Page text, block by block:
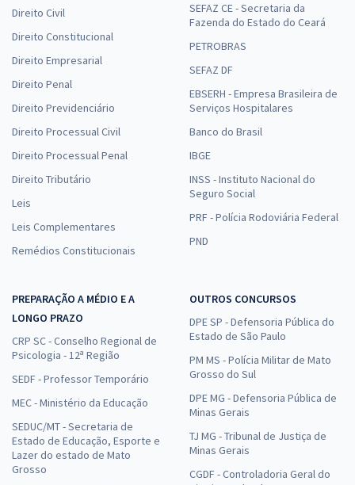
Direito Civil
Direito Constitucional
Direito Empresarial
Direito Penal
Direito Previdenciário
Direito Processual Civil
Direito Processual Penal
Direito Tributário
Leis
Leis Complementares
Remédios Constitucionais
SEFAZ CE - Secretaria da
Fazenda do Estado do Ceará
PETROBRAS
SEFAZ DF
EBSERH - Empresa Brasileira de
Serviços Hospitalares
Banco do Brasil
IBGE
INSS - Instituto Nacional do
Seguro Social
PRF - Polícia Rodoviária Federal
PND
PREPARAÇÃO A MÉDIO E A
LONGO PRAZO
CRP SC - Conselho Regional de
Psicologia - 12ª Região
SEDF - Professor Temporário
MEC - Ministério da Educação
SEDUC/MT - Secretaria de
Estado de Educação, Esporte e
Lazer do estado de Mato
Grosso
OUTROS CONCURSOS
DPE SP - Defensoria Pública do
Estado de São Paulo
PM MS - Polícia Militar de Mato
Grosso do Sul
DPE MG - Defensoria Pública de
Minas Gerais
TJ MG - Tribunal de Justiça de
Minas Gerais
CGDF - Controladoria Geral do